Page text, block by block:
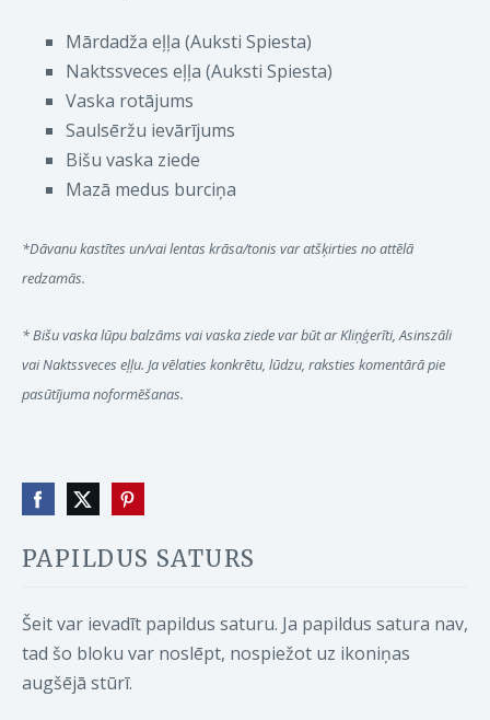
PAPILDUS SATURS
Šeit var ievadīt papildus saturu. Ja papildus satura nav,
tad šo bloku var noslēpt, nospiežot uz ikoniņas
augšējā stūrī.
Mārdadža eļļa (Auksti Spiesta)
Naktssveces eļļa (Auksti Spiesta)
Vaska rotājums
Saulsēržu ievārījums
Bišu vaska ziede
Mazā medus burciņa
*Dāvanu kastītes un/vai lentas krāsa/tonis var atšķirties no attēlā
redzamās.
* Bišu vaska lūpu balzāms vai vaska ziede var būt ar Kliņģerīti, Asinszāli
vai Naktssveces eļļu. Ja vēlaties konkrētu, lūdzu, raksties komentārā pie
pasūtījuma noformēšanas.